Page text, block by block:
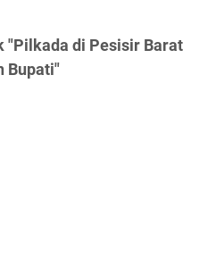
"Pilkada di Pesisir Barat
Bupati"